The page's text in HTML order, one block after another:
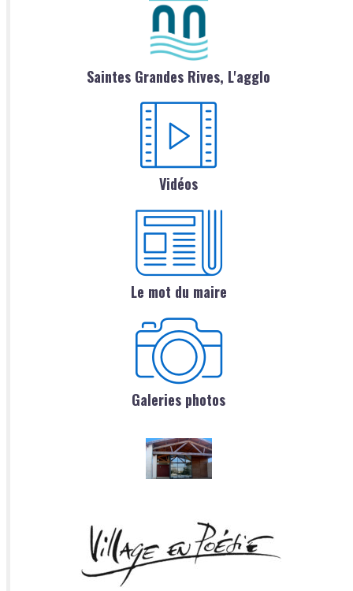
Saintes Grandes Rives, L'agglo
Vidéos
Le mot du maire
Galeries photos